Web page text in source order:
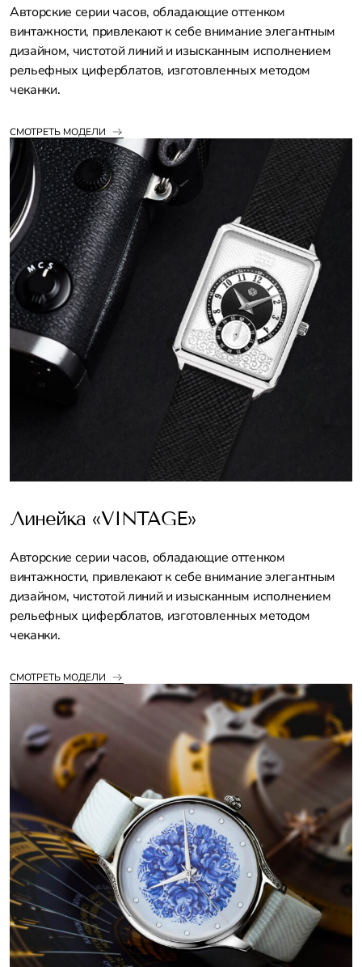
Авторские серии часов, обладающие оттенком
винтажности, привлекают к себе внимание элегантным
дизайном, чистотой линий и изысканным исполнением
рельефных циферблатов, изготовленных методом
чеканки.
СМОТРЕТЬ МОДЕЛИ
Линейка «VINTAGE»
Авторские серии часов, обладающие оттенком
винтажности, привлекают к себе внимание элегантным
дизайном, чистотой линий и изысканным исполнением
рельефных циферблатов, изготовленных методом
чеканки.
СМОТРЕТЬ МОДЕЛИ